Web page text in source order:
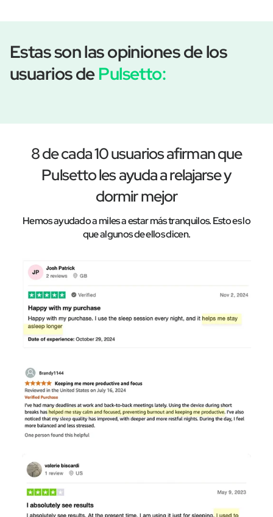
Estas son las opiniones de los
usuarios dePulsetto:
8 de cada 10 usuarios afirman que
Pulsetto les ayuda a relajarse y
dormir mejor
Hemos ayudado a miles a estar más tranquilos. Esto es lo
que algunos de ellos dicen.